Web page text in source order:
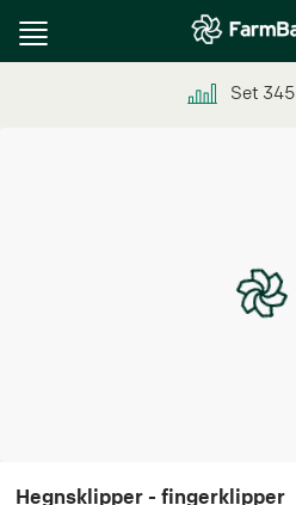
Toggle
Set 345
Hegnsklipper - fingerklipper